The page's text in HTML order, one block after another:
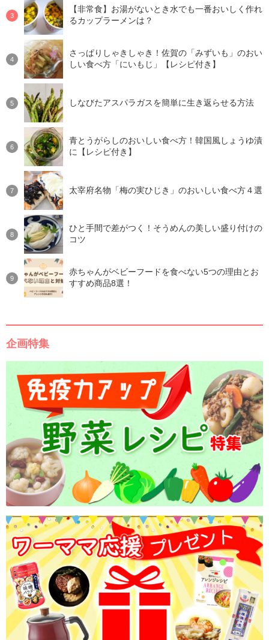
【非常食】お湯がないとき水でも一番おいしく作れ
るカップラーメンは？
さっぱりしゃきしゃき！佐賀の「みずいも」のおい
しい食べ方「にいもじ」【レシピ付き】
しなびたアスパラガスを簡単に生き返らせる方法
青とうがらしのおいしい食べ方！韓国風しょうゆ漬
に【レシピ付き】
太宰府名物「梅の実ひじき」のおいしい食べ方４選
ひと手間で差がつく！そうめんの美しい盛り付けの
コツ
赤ちゃんがベビーフードを食べない5つの理由とお
すすめ商品8選！
企画特集